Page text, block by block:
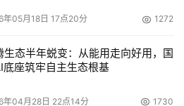
守其治理之后，OpenPOWER基金
纳创新。IBM对POWER
权的授予，将促使硬件开发者基
年05月18日 17点20分 1272
生态半年蜕变：从能用走向好用，国
底座筑牢自主生态根基
年04月28日 22点14分 1730